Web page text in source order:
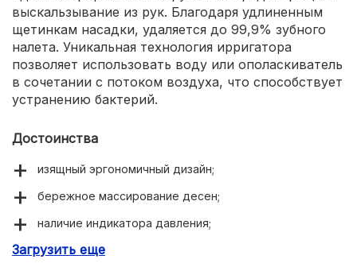
выскальзывание из рук. Благодаря удлиненным
щетинкам насадки, удаляется до 99,9% зубного
налета. Уникальная технология ирригатора
позволяет использовать воду или ополаскиватель
в сочетании с потоком воздуха, что способствует
устранению бактерий.
Достоинства
изящный эргономичный дизайн;
бережное массирование десен;
наличие индикатора давления;
функция контроля времени чистки;
Загрузить еще